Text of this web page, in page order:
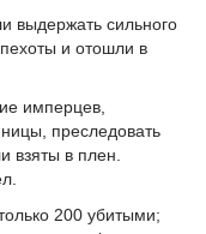
выдержать сильного
и отошли в
имперцев,
преследовать
взяты в плен.
200 убитыми;